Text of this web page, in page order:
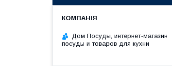
Дом Посуды, интернет-магазин
посуды и товаров для кухни